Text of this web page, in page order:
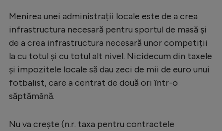
Intră în cont
Creează cont
Menirea unei administrații locale este de a crea
infrastructura necesară pentru sportul de masă și
de a crea infrastructura necesară unor competiții
la cu totul și cu totul alt nivel. Nicidecum din taxele
și impozitele locale să dau zeci de mii de euro unui
fotbalist, care a centrat de două ori într-o
săptămână.
Nu va crește (n.r. taxa pentru contractele